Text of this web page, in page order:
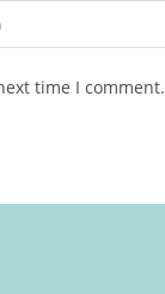
time I comment.